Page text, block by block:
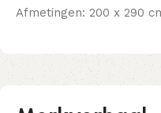
Afmetingen: 200 x 290